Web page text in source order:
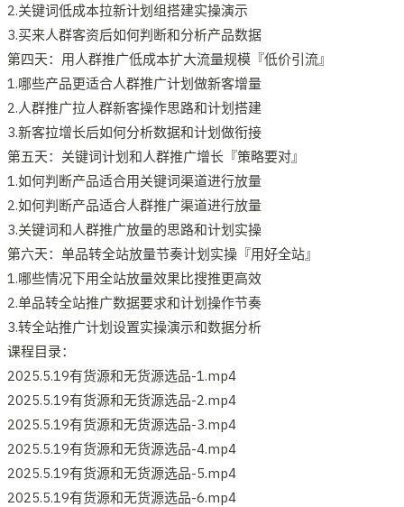
2.关键词低成本拉新计划组搭建实操演示
3.买来人群客资后如何判断和分析产品数据
第四天：用人群推广低成本扩大流量规模『低价引流』
1.哪些产品更适合人群推广计划做新客增量
2.人群推广拉人群新客操作思路和计划搭建
3.新客拉增长后如何分析数据和计划做衔接
第五天：关键词计划和人群推广增长『策略要对』
1.如何判断产品适合用关键词渠道进行放量
2.如何判断产品适合人群推广渠道进行放量
3.关键词和人群推广放量的思路和计划实操
第六天：单品转全站放量节奏计划实操『用好全站』
1.哪些情况下用全站放量效果比搜推更高效
2.单品转全站推广数据要求和计划操作节奏
3.转全站推广计划设置实操演示和数据分析
课程目录：
2025.5.19有货源和无货源选品-1.mp4
2025.5.19有货源和无货源选品-2.mp4
2025.5.19有货源和无货源选品-3.mp4
2025.5.19有货源和无货源选品-4.mp4
2025.5.19有货源和无货源选品-5.mp4
2025.5.19有货源和无货源选品-6.mp4